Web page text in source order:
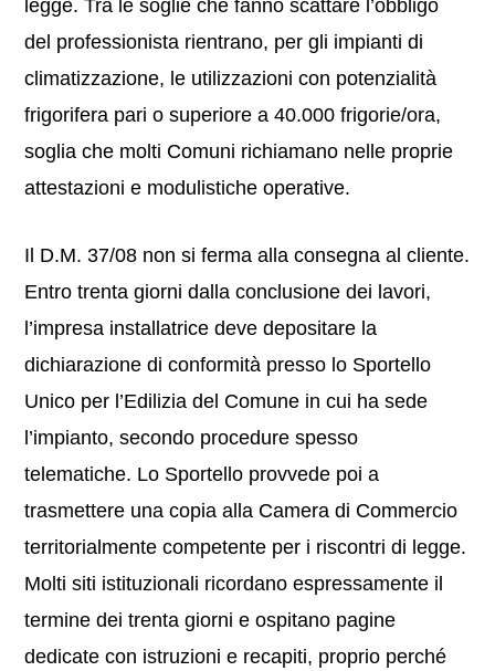
legge. Tra le soglie che fanno scattare l’obbligo
del professionista rientrano, per gli impianti di
climatizzazione, le utilizzazioni con potenzialità
frigorifera pari o superiore a 40.000 frigorie/ora,
soglia che molti Comuni richiamano nelle proprie
attestazioni e modulistiche operative.
Il D.M. 37/08 non si ferma alla consegna al cliente.
Entro trenta giorni dalla conclusione dei lavori,
l’impresa installatrice deve depositare la
dichiarazione di conformità presso lo Sportello
Unico per l’Edilizia del Comune in cui ha sede
l’impianto, secondo procedure spesso
telematiche. Lo Sportello provvede poi a
trasmettere una copia alla Camera di Commercio
territorialmente competente per i riscontri di legge.
Molti siti istituzionali ricordano espressamente il
termine dei trenta giorni e ospitano pagine
dedicate con istruzioni e recapiti, proprio perché